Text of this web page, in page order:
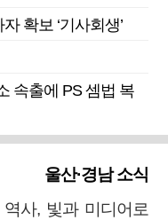
확보 ‘기사회생’
속출에 PS 셈법 복
울산·경남 소식
역사, 빛과 미디어로